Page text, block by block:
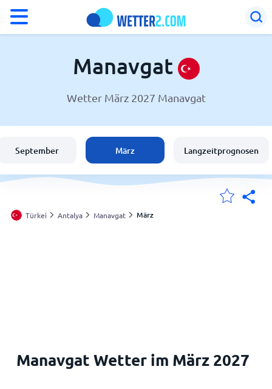
Wetter in Manavgat
Schweiz
Deutschland
Manavgat
Wetter März 2027 Manavgat
September März Langzeitprognosen
Türkei Antalya Manavgat März
Manavgat Wetter im März 2027